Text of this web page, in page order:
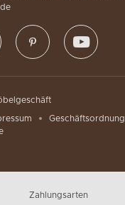
Geschäftsordnung
Zahlungsarten